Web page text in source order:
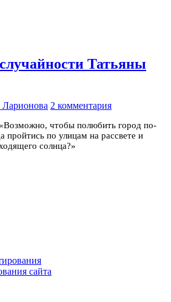
Татьяны
2 комментария
чтобы полюбить город по-
пройтись по улицам на рассвете и
солнца?»
сайта